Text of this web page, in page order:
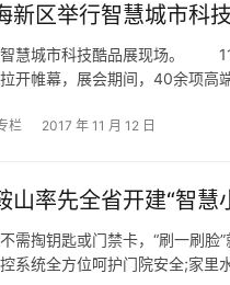
新区举行智慧城市科
慧城市科技酷品展现场。 11
开帷幕，展会期间，40余项高
栏 2017 年 11 月 12 日
山率先全省开建“智慧
需掏钥匙或门禁卡，“刷一刷
系统全方位呵护门院安全;家里